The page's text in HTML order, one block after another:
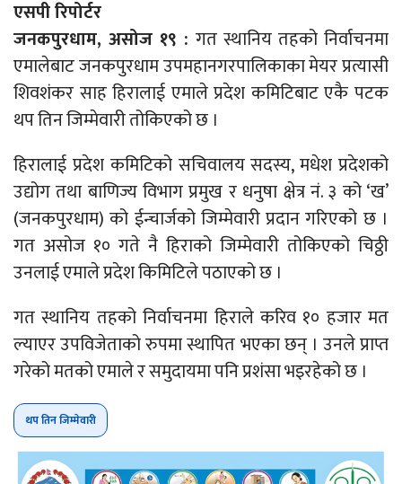
एसपी रिपोर्टर
जनकपुरधाम, असोज १९ : गत स्थानिय तहको निर्वाचनमा
एमालेबाट जनकपुरधाम उपमहानगरपालिकाका मेयर प्रत्यासी
शिवशंकर साह हिरालाई एमाले प्रदेश कमिटिबाट एकै पटक
थप तिन जिम्मेवारी तोकिएको छ ।
हिरालाई प्रदेश कमिटिको सचिवालय सदस्य, मधेश प्रदेशको
उद्योग तथा बाणिज्य विभाग प्रमुख र धनुषा क्षेत्र नं. ३ को ‘ख’
(जनकपुरधाम) को ईन्चार्जको जिम्मेवारी प्रदान गरिएको छ ।
गत असोज १० गते नै हिराको जिम्मेवारी तोकिएको चिठ्ठी
उनलाई एमाले प्रदेश किमिटिले पठाएको छ ।
गत स्थानिय तहको निर्वाचनमा हिराले करिव १० हजार मत
ल्याएर उपविजेताको रुपमा स्थापित भएका छन् । उनले प्राप्त
गरेको मतको एमाले र समुदायमा पनि प्रशंसा भइरहेको छ ।
थप तिन जिम्मेवारी